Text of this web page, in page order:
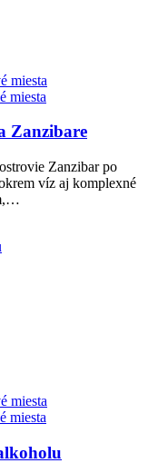
Zanzibare
Zanzibar po
víz aj komplexné